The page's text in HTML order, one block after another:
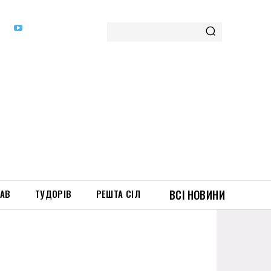
ТУДОРІВ РЕШТА СІЛ ВСІ НОВИНИ